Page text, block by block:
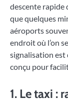
descente rapide
que quelques
aéroports
endroit où l’on
signalisation est
conçu pour
1. Le taxi :